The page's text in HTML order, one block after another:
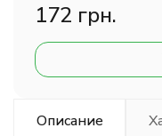
172 грн.
Описание